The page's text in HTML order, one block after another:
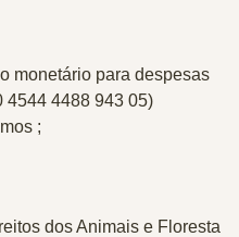
monetário para despesas
4544 4488 943 05)
;
dos Animais e Floresta